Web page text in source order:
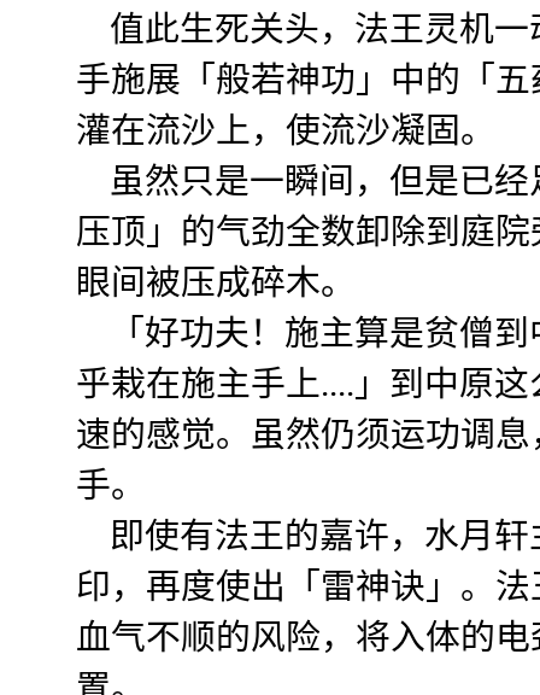
值此生死关头，法王灵机一
手施展「般若神功」中的「
灌在流沙上，使流沙凝固。
虽然只是一瞬间，但是已经
压顶」的气劲全数卸除到庭
眼间被压成碎木。
「好功夫！施主算是贫僧到
乎栽在施主手上....」到中原
速的感觉。虽然仍须运功调
手。
即使有法王的嘉许，水月轩
印，再度使出「雷神诀」。
血气不顺的风险，将入体的